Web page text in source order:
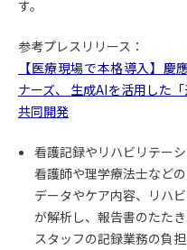
す。
参考プレスリリース：
【医療現場で本格導入】慶
ナーズ、 生成AIを活用した
共同開発
看護記録やリハビリテー
看護師や理学療法士など
データやケア内容、リハ
が解析し、報告書のたた
スタッフの記録業務の負